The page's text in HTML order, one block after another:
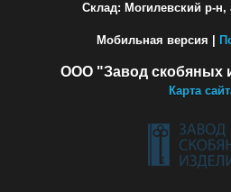
Склад: Могилевский р-н,
Мобильная версия |
ООО "Завод скобяных
Карта